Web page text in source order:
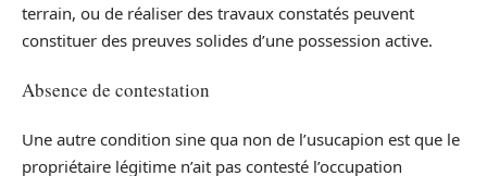
terrain, ou de réaliser des travaux constatés peuvent
constituer des preuves solides d’une possession active.
Absence de contestation
Une autre condition sine qua non de l’usucapion est que le
propriétaire légitime n’ait pas contesté l’occupation